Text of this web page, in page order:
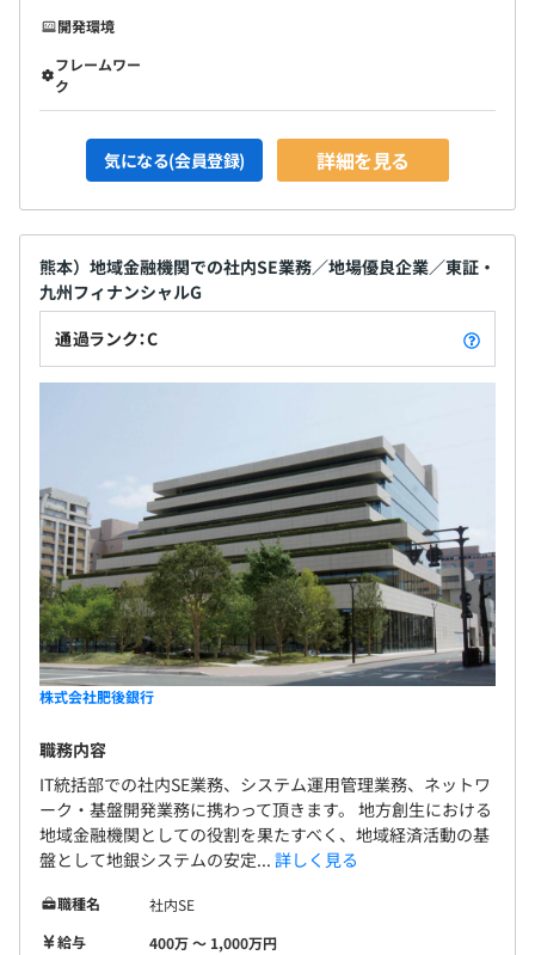
開発環境
フレームワー
ク
気になる(会員登録) 詳細を見る
熊本）地域金融機関での社内SE業務／地場優良企業／東証・
九州フィナンシャルG
通過ランク：C
株式会社肥後銀行
職務内容
IT統括部での社内SE業務、システム運用管理業務、ネットワ
ーク・基盤開発業務に携わって頂きます。 地方創生における
地域金融機関としての役割を果たすべく、地域経済活動の基
盤として地銀システムの安定... 詳しく見る
職種名
社内SE
給与
400万 〜 1,000万円